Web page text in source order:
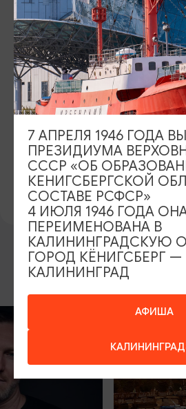
ПОЧТА
museum@world-ocean.ru
ВОЗРАСТНЫЕ ОГРАНИЧЕНИЯ
0+
http://world-ocean.ru/ru/
ВКОНТАКТЕ
https://vk.com/mwocean
ВОЗМОЖНО ВАС
АФИША
7 АПРЕЛЯ 1946 ГОДА
ПРЕЗИДИУМА
СССР «ОБ
КЕНИГСБЕРГСКОЙ
СОСТАВЕ РСФСР»
4 ИЮЛЯ 1946 ГОДА
ПЕРЕИМЕНОВАНА В
КАЛИНИНГРАДСКУЮ
ГОРОД КЁНИГСБЕРГ —
КАЛИНИНГРАД